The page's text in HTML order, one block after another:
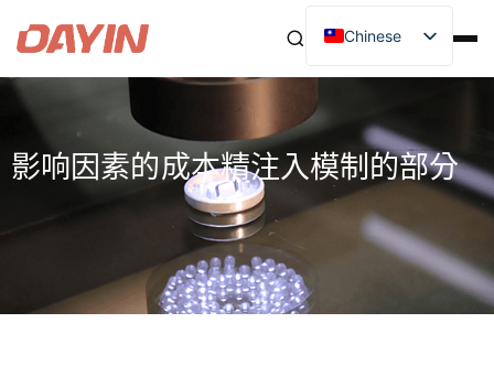
Chinese
影响因素的成本精注入模制的部分